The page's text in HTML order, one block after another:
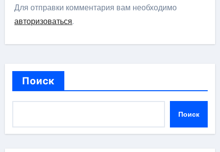
Для отправки комментария вам необходимо
авторизоваться.
Поиск
Поиск